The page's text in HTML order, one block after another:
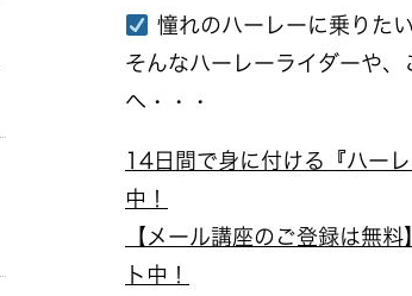
憧れのハーレーに乗りた
そんなハーレーライダーや
へ・・・
14日間で身に付ける『ハー
中！
【メール講座のご登録は無
ト中！